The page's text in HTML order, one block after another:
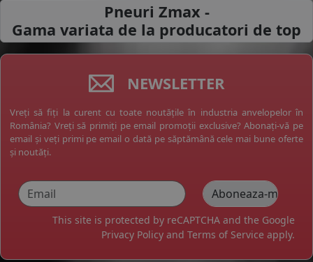
Pneuri Zmax -
Gama variata de la producatori de top
NEWSLETTER
Vreți să fiți la curent cu toate noutățile în industria anvelopelor în
România? Vreți să primiți pe email promoții exclusive? Abonați-vă pe
email și veți primi pe email o dată pe săptămână cele mai bune oferte
și noutăți.
This site is protected by reCAPTCHA and the Google
Privacy Policy and Terms of Service apply.